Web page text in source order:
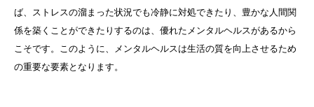
ば、ストレスの溜まった状況でも冷静に対処できたり、豊かな人間関
係を築くことができたりするのは、優れたメンタルヘルスがあるから
こそです。このように、メンタルヘルスは生活の質を向上させるため
の重要な要素となります。